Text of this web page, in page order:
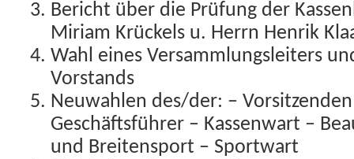
Bericht über die Prüfung der
Miriam Krückels u. Herrn Henrik
Wahl eines Versammlungsleiters
Vorstands
Neuwahlen des/der: –
Geschäftsführer – Kassenwart –
und Breitensport – Sportwart